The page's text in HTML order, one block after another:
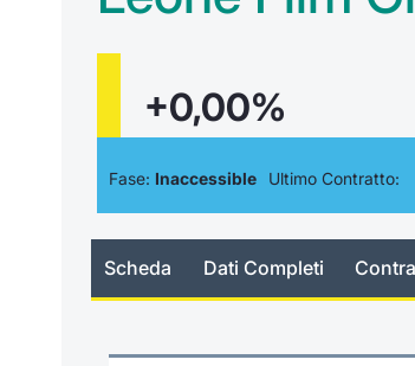
+0,00%
Fase: Inaccessible Ultimo Contratto:
Scheda Dati Completi